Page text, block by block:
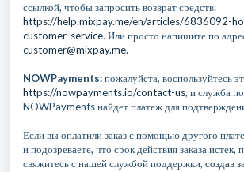
ссылкой, чтобы запросить возврат средств:
https://help.mixpay.me/en/articles/6836092-
customer-service. Или просто напишите по
customer@mixpay.me.
NOWPayments:пожалуйста, воспользуйтесь
https://nowpayments.io/contact-us, и служба
NOWPayments найдет платеж для
Если вы оплатили заказ с помощью другого
и подозреваете, что срок действия заказа истек,
свяжитесь с нашей службой поддержки, создав